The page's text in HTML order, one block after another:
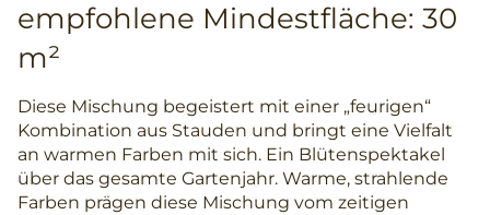
empfohlene Mindestfläche: 30
m²
Diese Mischung begeistert mit einer „feurigen“
Kombination aus Stauden und bringt eine Vielfalt
an warmen Farben mit sich. Ein Blütenspektakel
über das gesamte Gartenjahr. Warme, strahlende
Farben prägen diese Mischung vom zeitigen